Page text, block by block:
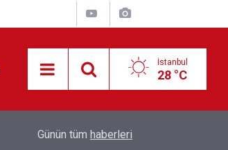
İstanbul
28 °C
kontrol edecek
Günün tüm haberleri